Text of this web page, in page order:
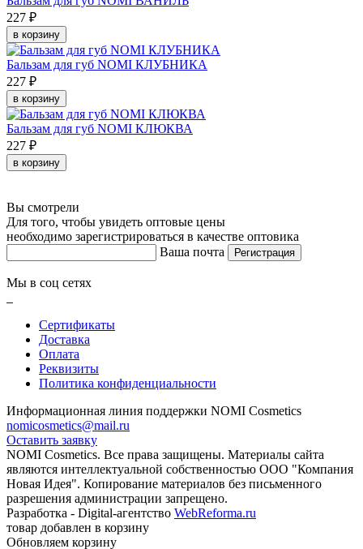
227 ₽
в корзину
Бальзам для губ NOMI КЛУБНИКА
227 ₽
в корзину
Бальзам для губ NOMI КЛЮКВА
227 ₽
в корзину
Вы смотрели
Для того, чтобы увидеть оптовые цены
необходимо зарегистрироваться в качестве оптовика
Ваша почта
Регистрация
Мы в соц сетях
Сертификаты
Доставка
Оплата
Реквизиты
Политика конфиденциальности
Информационная линия поддержки NOMI Сosmetics
nomicosmetics@mail.ru
Оставить заявку
NOMI Сosmetics. Все права защищены. Материалы сайта
являются интеллектуальной собственностью ООО "Компания
Новая Идея". Копирование материалов без письменного
разрешения администрации запрещено.
Разработка - Digital-агентство WebReforma.ru
товар добавлен в корзину
Обновляем корзину